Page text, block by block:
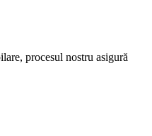
procesul nostru asigură